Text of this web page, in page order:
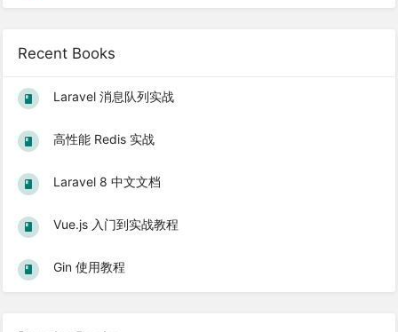
Recent Books
Laravel 消息队列实战
高性能 Redis 实战
Laravel 8 中文文档
Vue.js 入门到实战教程
Gin 使用教程